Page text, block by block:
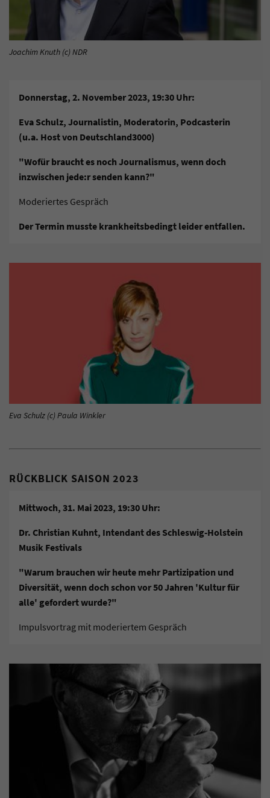
Joachim Knuth (c) NDR
Donnerstag, 2. November 2023, 19:30 Uhr:
Eva Schulz, Journalistin, Moderatorin, Podcasterin
(u.a. Host von Deutschland3000)
"Wofür braucht es noch Journalismus, wenn doch
inzwischen jede:r senden kann?"
Moderiertes Gespräch
Der Termin musste krankheitsbedingt leider entfallen.
Eva Schulz (c) Paula Winkler
RÜCKBLICK SAISON 2023
Mittwoch, 31. Mai 2023, 19:30 Uhr:
Dr. Christian Kuhnt, Intendant des Schleswig-Holstein
Musik Festivals
"Warum brauchen wir heute mehr Partizipation und
Diversität, wenn doch schon vor 50 Jahren 'Kultur für
alle' gefordert wurde?"
Impulsvortrag mit moderiertem Gespräch